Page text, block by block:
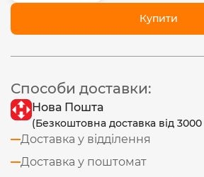
Купити
Способи доставки:
Нова Пошта
(Безкоштовна доставка від
Доставка у відділення
Доставка у поштомат